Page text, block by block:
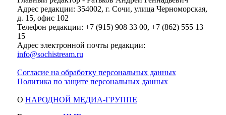
Адрес редакции: 354002, г. Сочи, улица Черноморская,
д. 15, офис 102
Телефон редакции: +7 (915) 908 33 00, +7 (862) 555 13
15
Адрес электронной почты редакции:
info@sochistream.ru
Согласие на обработку персональных данных
Политика по защите персональных данных
О НАРОДНОЙ МЕДИА-ГРУППЕ